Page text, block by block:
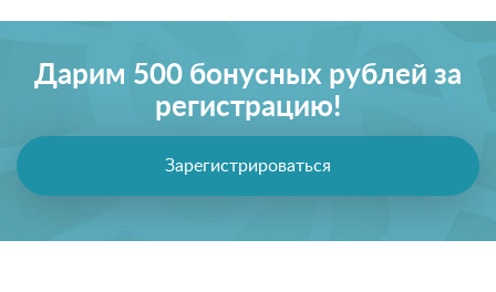
Дарим 500 бонусных рублей за
регистрацию!
Зарегистрироваться